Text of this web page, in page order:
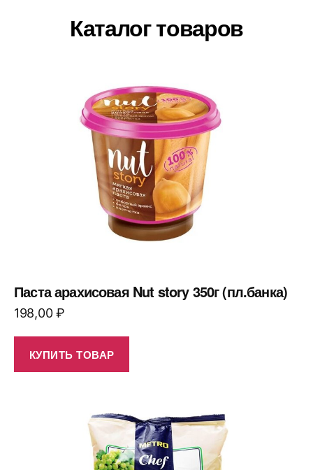
Каталог товаров
Паста арахисовая Nut story 350г (пл.банка)
198,00₽
КУПИТЬ ТОВАР